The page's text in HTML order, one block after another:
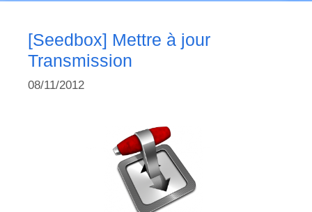
[Seedbox] Mettre à jour
Transmission
08/11/2012